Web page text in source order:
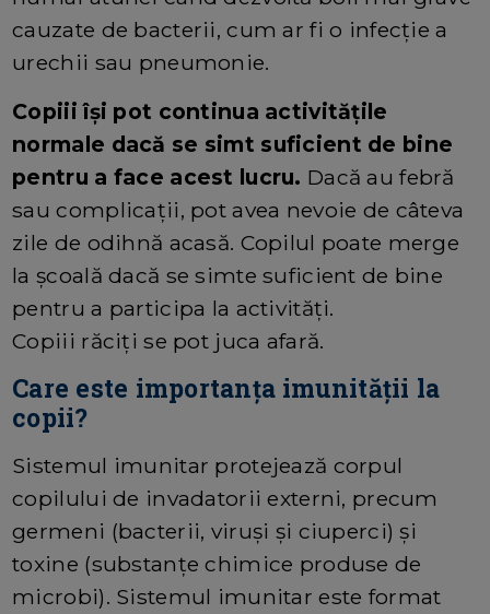
cauzate de bacterii, cum ar fi o infecție a
urechii sau pneumonie.
Copiii își pot continua activitățile
normale dacă se simt suficient de bine
pentru a face acest lucru. Dacă au febră
sau complicații, pot avea nevoie de câteva
zile de odihnă acasă. Copilul poate merge
la școală dacă se simte suficient de bine
pentru a participa la activități.
Copiii răciți se pot juca afară.
Care este importanța imunității la
copii?
Sistemul imunitar protejează corpul
copilului de invadatorii externi, precum
germeni (bacterii, viruși și ciuperci) și
toxine (substanțe chimice produse de
microbi). Sistemul imunitar este format